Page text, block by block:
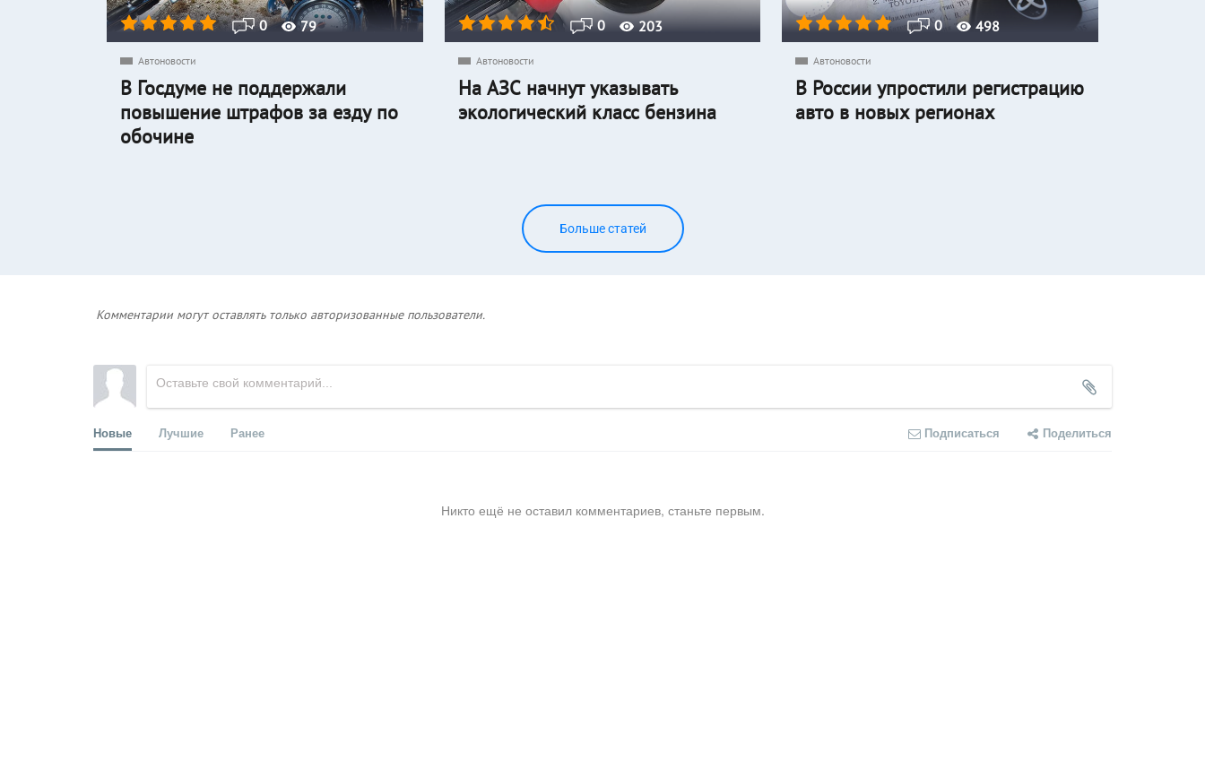
0 79
Автоновости
В Госдуме не поддержали
повышение штрафов за езду по
обочине
0 203
Автоновости
На АЗС начнут указывать
экологический класс бензина
0 498
Автоновости
В России упростили регистрацию
авто в новых регионах
Больше статей
Комментарии могут оставлять только авторизованные пользователи.
Новые Лучшие Ранее Подписаться Поделиться
Никто ещё не оставил комментариев, станьте первым.